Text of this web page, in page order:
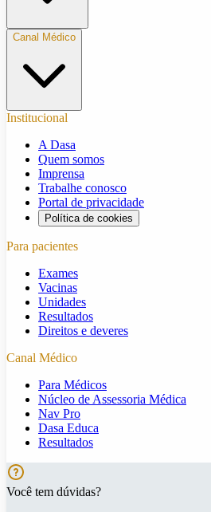
Canal Médico
Institucional
A Dasa
Quem somos
Imprensa
Trabalhe conosco
Portal de privacidade
Política de cookies
Para pacientes
Exames
Vacinas
Unidades
Resultados
Direitos e deveres
Canal Médico
Para Médicos
Núcleo de Assessoria Médica
Nav Pro
Dasa Educa
Resultados
Você tem dúvidas?